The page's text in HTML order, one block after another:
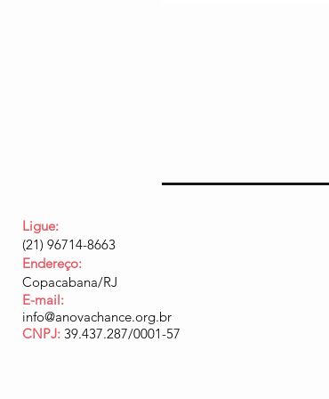
Ligue:
(21) 96714-8663
Endereço:
Copacabana/RJ
E-mail:
info@anovachance.org.br
CNPJ: 39.437.287/0001-57